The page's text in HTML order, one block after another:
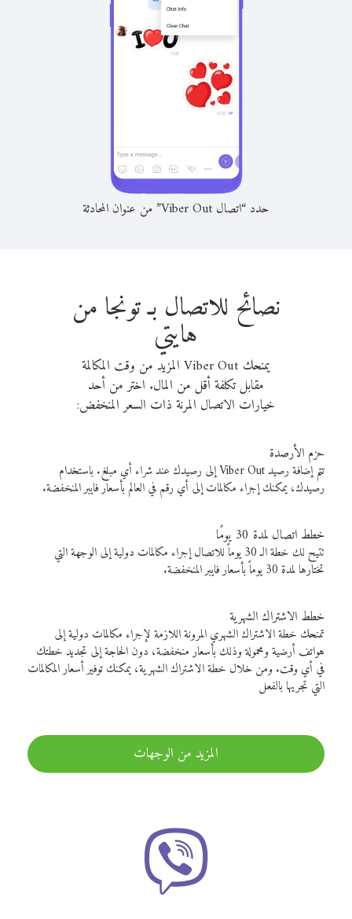
حدد “اتصال Viber Out” من عنوان المحادثة
نصائح للاتصال بـ تونجا من
هايتي
يمنحك Viber Out المزيد من وقت المكالمة
مقابل تكلفة أقل من المال. اختر من أحد
خيارات الاتصال المرنة ذات السعر المنخفض:
حزم الأرصدة
تتم إضافة رصيد Viber Out إلى رصيدك عند شراء أي مبلغ. باستخدام
رصيدك، يمكنك إجراء مكالمات إلى أي رقم في العالم بأسعار فايبر المنخفضة.
خطط اتصال لمدة 30 يومًا
تتيح لك خطة الـ 30 يوماً للاتصال إجراء مكالمات دولية إلى الوجهة التي
تختارها لمدة 30 يوماً بأسعار فايبر المنخفضة.
خطط الاشتراك الشهرية
تمنحك خطة الاشتراك الشهري المرونة اللازمة لإجراء مكالمات دولية إلى
هواتف أرضية ومحمولة وذلك بأسعار منخفضة، دون الحاجة إلى تجديد خطتك
في أي وقت. ومن خلال خطة الاشتراك الشهرية، يمكنك توفير أسعار المكالمات
التي تجريها بالفعل
المزيد من الوجهات